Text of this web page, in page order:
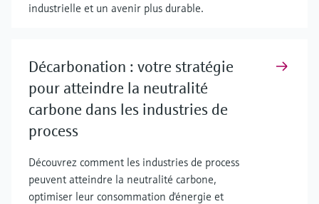
industrielle et un avenir plus durable.
Décarbonation : votre stratégie
pour atteindre la neutralité
carbone dans les industries de
process
Découvrez comment les industries de process
peuvent atteindre la neutralité carbone,
optimiser leur consommation d'énergie et